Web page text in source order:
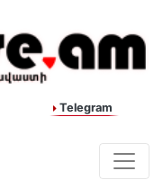
Telegram